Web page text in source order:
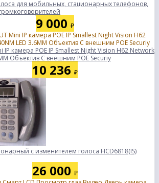
для мобильных, стационарных телефонов,
9 000 ₽
IP камера POE IP Smallest Night Vision H62 Network
Объектив С внешним POE Securiy
10 236 ₽
с изменителем голоса HCD6818(IS)
26 000 ₽